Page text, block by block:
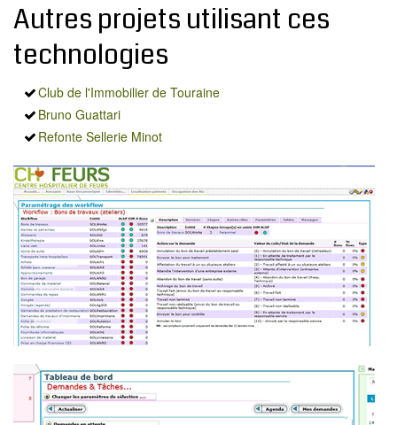
Autres projets utilisant ces
technologies
Club de l'Immobilier de Touraine
Bruno Guattari
Refonte Sellerie Minot